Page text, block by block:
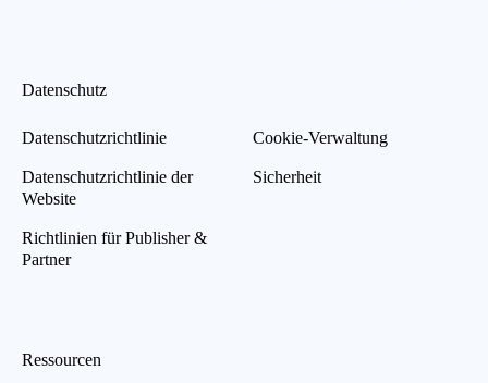
Datenschutz
Datenschutzrichtlinie
Datenschutzrichtlinie der
Website
Richtlinien für Publisher &
Partner
Cookie-Verwaltung
Sicherheit
Ressourcen